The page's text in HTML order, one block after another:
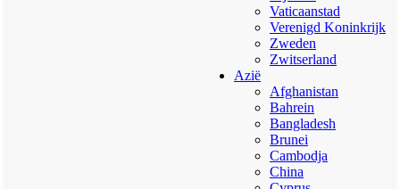
Vaticaanstad
Verenigd Koninkrijk
Zweden
Zwitserland
Azië
Afghanistan
Bahrein
Bangladesh
Brunei
Cambodja
China